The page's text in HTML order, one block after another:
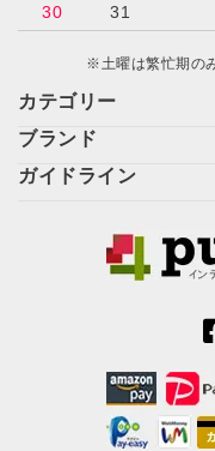
カテゴリー
ブランド
ガイドライン
30
31
※土曜は繁忙期の